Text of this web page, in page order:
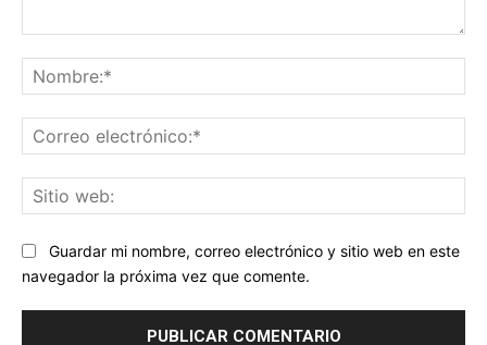
Guardar mi nombre, correo electrónico y sitio web en este
navegador la próxima vez que comente.